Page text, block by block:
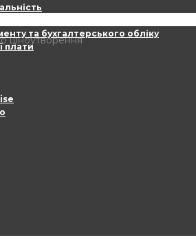
та бухгалтерського обліку
плати
ціноутворення